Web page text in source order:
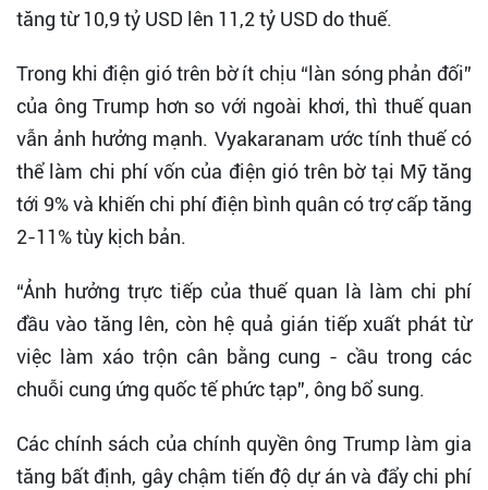
tăng từ 10,9 tỷ USD lên 11,2 tỷ USD do thuế.
Trong khi điện gió trên bờ ít chịu “làn sóng phản đối”
của ông Trump hơn so với ngoài khơi, thì thuế quan
vẫn ảnh hưởng mạnh. Vyakaranam ước tính thuế có
thể làm chi phí vốn của điện gió trên bờ tại Mỹ tăng
tới 9% và khiến chi phí điện bình quân có trợ cấp tăng
2-11% tùy kịch bản.
“Ảnh hưởng trực tiếp của thuế quan là làm chi phí
đầu vào tăng lên, còn hệ quả gián tiếp xuất phát từ
việc làm xáo trộn cân bằng cung - cầu trong các
chuỗi cung ứng quốc tế phức tạp”, ông bổ sung.
Các chính sách của chính quyền ông Trump làm gia
tăng bất định, gây chậm tiến độ dự án và đẩy chi phí